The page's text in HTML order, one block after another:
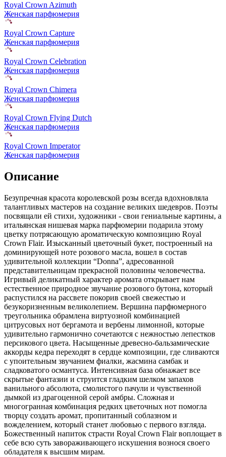
Royal Crown Azimuth
Женская парфюмерия
Royal Crown Capture
Женская парфюмерия
Royal Crown Celebration
Женская парфюмерия
Royal Crown Chimera
Женская парфюмерия
Royal Crown Flying Dutch
Женская парфюмерия
Royal Crown Imperator
Женская парфюмерия
Описание
Безупречная красота королевской розы всегда вдохновляла
талантливых мастеров на создание великих шедевров. Поэты
посвящали ей стихи, художники - свои гениальные картины, а
итальянская нишевая марка парфюмерии подарила этому
цветку потрясающую ароматическую композицию Royal
Crown Flair. Изысканный цветочный букет, построенный на
доминирующей ноте розового масла, вошел в состав
удивительной коллекции “Donna”, адресованной
представительницам прекрасной половины человечества.
Игривый деликатный характер аромата открывает нам
естественное природное звучание розового бутона, который
распустился на рассвете покорив своей свежестью и
безукоризненным великолепием. Вершина парфюмерного
треугольника обрамлена виртуозной комбинацией
цитрусовых нот бергамота и вербены лимонной, которые
удивительно гармонично сочетаются с нежностью лепестков
персикового цвета. Насыщенные древесно-бальзамические
аккорды кедра переходят в сердце композиции, где сливаются
с упоительным звучанием фиалки, жасмина самбак и
сладковатого османтуса. Интенсивная база обнажает все
скрытые фантазии и струится гладким шелком запахов
ванильного абсолюта, смолистого пачули и чувственной
дымкой из драгоценной серой амбры. Сложная и
многогранная комбинация редких цветочных нот помогла
творцу создать аромат, пропитанный соблазном и
вожделением, который станет любовью с первого взгляда.
Божественный напиток страсти Royal Crown Flair воплощает в
себе всю суть завораживающего искушения вознося своего
обладателя к высшим мирам.